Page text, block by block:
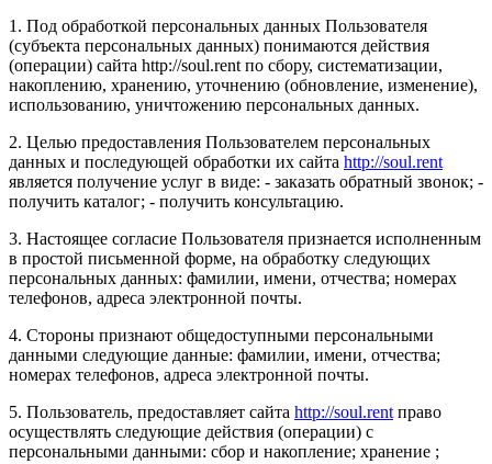
1. Под обработкой персональных данных Пользователя
(субъекта персональных данных) понимаются действия
(операции) сайта http://soul.rent по сбору, систематизации,
накоплению, хранению, уточнению (обновление, изменение),
использованию, уничтожению персональных данных.
2. Целью предоставления Пользователем персональных
данных и последующей обработки их сайта http://soul.rent
является получение услуг в виде: - заказать обратный звонок; -
получить каталог; - получить консультацию.
3. Настоящее согласие Пользователя признается исполненным
в простой письменной форме, на обработку следующих
персональных данных: фамилии, имени, отчества; номерах
телефонов, адреса электронной почты.
4. Стороны признают общедоступными персональными
данными следующие данные: фамилии, имени, отчества;
номерах телефонов, адреса электронной почты.
5. Пользователь, предоставляет сайта http://soul.rent право
осуществлять следующие действия (операции) с
персональными данными: сбор и накопление; хранение ;